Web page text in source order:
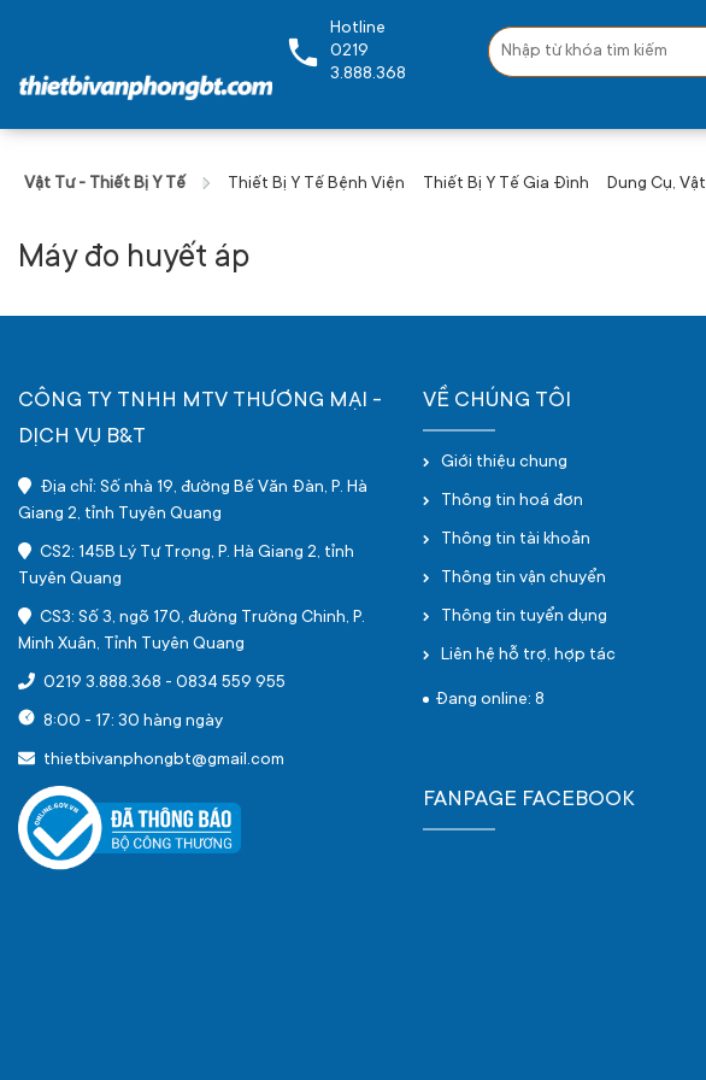
Hotline
0219
3.888.368
Vật Tư - Thiết Bị Y Tế Thiết Bị Y Tế Bệnh Viện Thiết Bị Y Tế Gia Đình Dung Cụ,
Máy đo huyết áp
CÔNG TY TNHH MTV THƯƠNG MẠI -
DỊCH VỤ B&T
Địa chỉ: Số nhà 19, đường Bế Văn Đàn, P. Hà
Giang 2, tỉnh Tuyên Quang
CS2: 145B Lý Tự Trọng, P. Hà Giang 2, tỉnh
Tuyên Quang
CS3: Số 3, ngõ 170, đường Trường Chinh, P.
Minh Xuân, Tỉnh Tuyên Quang
0219 3.888.368 - 0834 559 955
8:00 - 17: 30 hàng ngày
thietbivanphongbt@gmail.com
VỀ CHÚNG TÔI
Giới thiệu chung
Thông tin hoá đơn
Thông tin tài khoản
Thông tin vận chuyển
Thông tin tuyển dụng
Liên hệ hỗ trợ, hợp tác
Đang online: 8
FANPAGE FACEBOOK